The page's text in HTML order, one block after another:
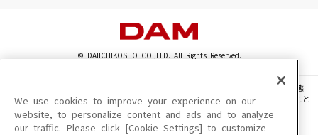
© DAIICHIKOSHO CO.,LTD. All Rights Reserved.
このサイトに掲載されている一切の文章・画像・写真・動画・音声等を、手段や形態
を問わず、著作権法の定める範囲を超えて無断で複製、転載、ファイル化などすること
を禁じます。
楽曲及びコンテンツは、機種によりご利用いただけない場合があります。
We use cookies to improve your experience on our
website, to personalize content and ads and to analyze
our traffic. Please click [Cookie Settings] to customize